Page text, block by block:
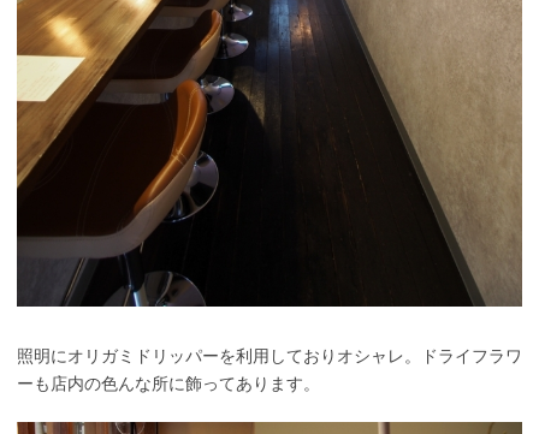
照明にオリガミドリッパーを利用しておりオシャレ。ドライフラワ
ーも店内の色んな所に飾ってあります。